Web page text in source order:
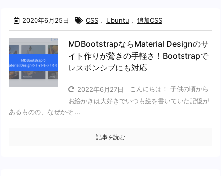
2020年6月25日 CSS , Ubuntu , 追加CSS
MDBootstrapならMaterial Designのサ
イト作りが驚きの手軽さ！Bootstrapで
レスポンシブにも対応
2022年6月27日
こんにちは！ 子供の頃から
お絵かきは大好きでいつも絵を書いていた記憶が
あるものの、なぜかそ ...
記事を読む